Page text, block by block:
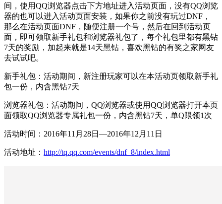
间，使用QQ浏览器点击下方地址进入活动页面，没有QQ浏览
器的也可以进入活动页面安装，如果你之前没有玩过DNF，
那么在活动页面DNF，随便注册一个号，然后在回到活动页
面，即可领取新手礼包和浏览器礼包了，每个礼包里都有黑钻
7天的奖励，加起来就是14天黑钻，喜欢黑钻的有奖之家网友
去试试吧。
新手礼包：活动期间，新注册玩家可以在本活动页领取新手礼
包一份，内含黑钻7天
浏览器礼包：活动期间，QQ浏览器或使用QQ浏览器打开本页
面领取QQ浏览器专属礼包一份，内含黑钻7天，单Q限领1次
活动时间：2016年11月28日—2016年12月11日
活动地址： http://tq.qq.com/events/dnf_8/index.html